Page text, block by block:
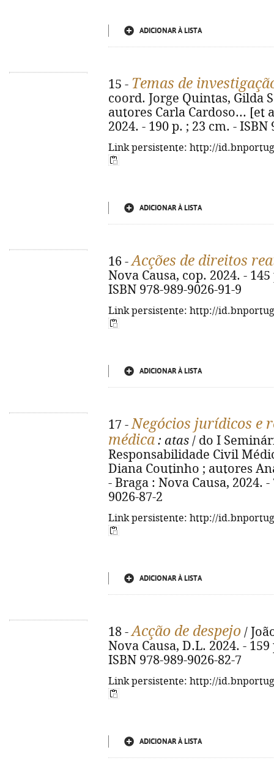
ADICIONAR À LISTA
15 - Temas de
coord. Jorge Quintas, Gilda
autores Carla Cardoso... [et
2024. - 190 p. ; 23 cm. - ISBN
Link persistente: http://
ADICIONAR À LISTA
16 -Acções de direitos
Nova Causa, cop. 2024. -
ISBN 978-989-9026-91-9
Link persistente: http://
ADICIONAR À LISTA
17 -Negócios jurídicos e
médica : atas / do I
Responsabilidade Civil
Diana Coutinho ; autores
- Braga : Nova Causa, 2024.
9026-87-2
Link persistente: http://
ADICIONAR À LISTA
18 -Acção de despejo /
Nova Causa, D.L. 2024. -
ISBN 978-989-9026-82-7
Link persistente: http://
ADICIONAR À LISTA